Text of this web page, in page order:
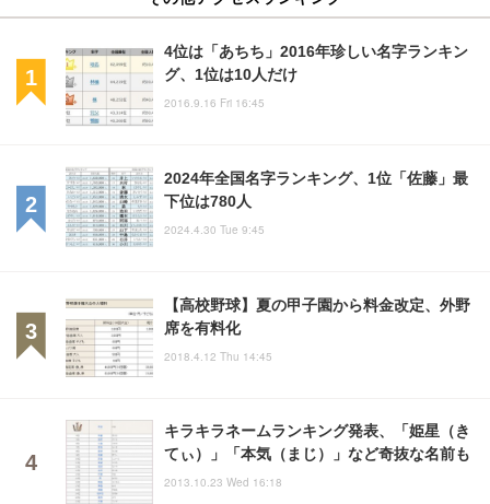
4位は「あちち」2016年珍しい名字ランキン
グ、1位は10人だけ
2016.9.16 Fri 16:45
2024年全国名字ランキング、1位「佐藤」最
下位は780人
2024.4.30 Tue 9:45
【高校野球】夏の甲子園から料金改定、外野
席を有料化
2018.4.12 Thu 14:45
キラキラネームランキング発表、「姫星（き
てぃ）」「本気（まじ）」など奇抜な名前も
2013.10.23 Wed 16:18